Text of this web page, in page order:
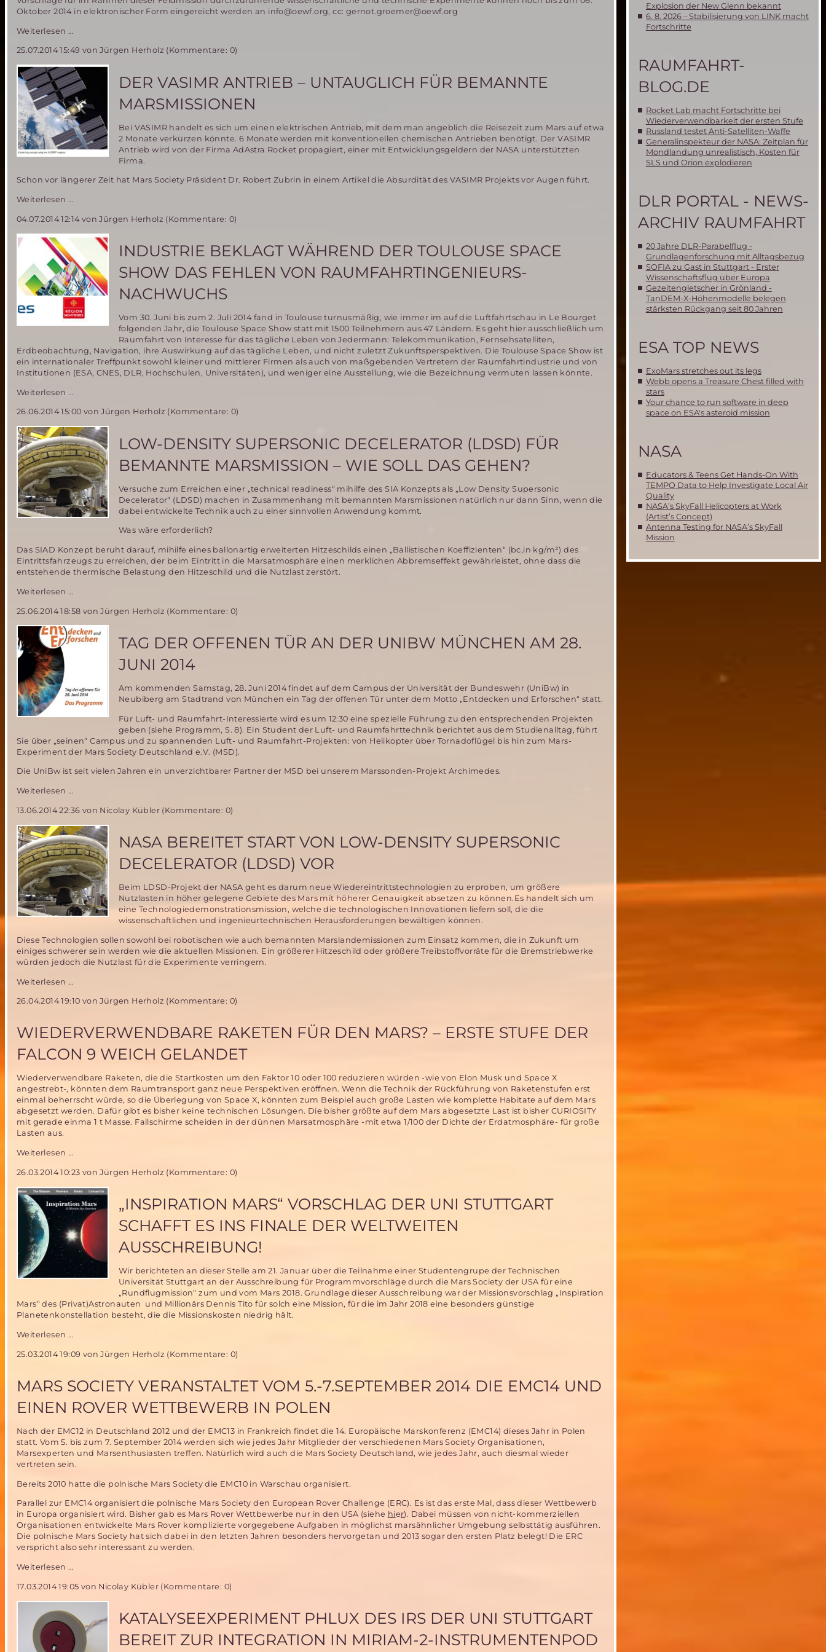
Oktober 2014 in elektronischer Form eingereicht werden an info@oewf.org, cc: gernot.groemer@oewf.org
Weiterlesen …
neue
Mars
Analog
Mission
„AMADEE-
15“
an
25.07.2014 15:49 von Jürgen Herholz (Kommentare: 0)
DER VASIMR ANTRIEB – UNTAUGLICH FÜR BEMANNTE
MARSMISSIONEN
Bei VASIMR handelt es sich um einen elektrischen Antrieb, mit dem man angeblich die Reisezeit zum Mars auf etwa
2 Monate verkürzen könnte. 6 Monate werden mit konventionellen chemischen Antrieben benötigt. Der VASIMR
Antrieb wird von der Firma AdAstra Rocket propagiert, einer mit Entwicklungsgeldern der NASA unterstützten
Firma.
Schon vor längerer Zeit hat Mars Society Präsident Dr. Robert Zubrin in einem Artikel die Absurdität des VASIMR Projekts vor Augen führt.
Weiterlesen …
Antrieb
–
untauglich
bemannte
Marsmissionen
04.07.2014 12:14von Jürgen Herholz (Kommentare: 0)
INDUSTRIE BEKLAGT WÄHREND DER TOULOUSE SPACE
SHOW DAS FEHLEN VON RAUMFAHRTINGENIEURS-
NACHWUCHS
Vom 30. Juni bis zum 2. Juli 2014 fand in Toulouse turnusmäßig, wie immer im auf die Luftfahrtschau in Le Bourget
folgenden Jahr, die Toulouse Space Show statt mit 1500 Teilnehmern aus 47 Ländern. Es geht hier ausschließlich um
Raumfahrt von Interesse für das tägliche Leben von Jedermann: Telekommunikation, Fernsehsatelliten,
Erdbeobachtung, Navigation, ihre Auswirkung auf das tägliche Leben, und nicht zuletzt Zukunftsperspektiven. Die Toulouse Space Show ist
ein internationaler Treffpunkt sowohl kleiner und mittlerer Firmen als auch von maßgebenden Vertretern der Raumfahrtindustrie und von
Institutionen (ESA, CNES, DLR, Hochschulen, Universitäten), und weniger eine Ausstellung, wie die Bezeichnung vermuten lassen könnte.
Weiterlesen …
während
der
Toulouse
Space
Show
das
Fehlen
von
Raumfahrtingenieurs-
Nachwuchs
26.06.2014 15:00 von Jürgen Herholz (Kommentare: 0)
LOW-DENSITY SUPERSONIC DECELERATOR (LDSD) FÜR
BEMANNTE MARSMISSION – WIE SOLL DAS GEHEN?
Versuche zum Erreichen einer „technical readiness“ mihilfe des SIA Konzepts als „Low Density Supersonic
Decelerator“ (LDSD) machen in Zusammenhang mit bemannten Marsmissionen natürlich nur dann Sinn, wenn die
dabei entwickelte Technik auch zu einer sinnvollen Anwendung kommt.
Was wäre erforderlich?
Das SIAD Konzept beruht darauf, mihilfe eines ballonartig erweiterten Hitzeschilds einen „Ballistischen Koeffizienten“ (bc,in kg/m²) des
Eintrittsfahrzeugs zu erreichen, der beim Eintritt in die Marsatmosphäre einen merklichen Abbremseffekt gewährleistet, ohne dass die
entstehende thermische Belastung den Hitzeschild und die Nutzlast zerstört.
Weiterlesen …
Supersonic
Decelerator
(LDSD)
Marsmission
wie
soll
25.06.2014 18:58 von Jürgen Herholz (Kommentare: 0)
TAG DER OFFENEN TÜR AN DER UNIBW MÜNCHEN AM 28.
JUNI 2014
Am kommenden Samstag, 28. Juni 2014 findet auf dem Campus der Universität der Bundeswehr (UniBw) in
Neubiberg am Stadtrand von München ein Tag der offenen Tür unter dem Motto „Entdecken und Erforschen“ statt.
Für Luft- und Raumfahrt-Interessierte wird es um 12:30 eine spezielle Führung zu den entsprechenden Projekten
geben (siehe Programm, S. 8). Ein Student der Luft- und Raumfahrttechnik berichtet aus dem Studienalltag, führt
Sie über „seinen“ Campus und zu spannenden Luft- und Raumfahrt-Projekten: von Helikopter über Tornadoflügel bis hin zum Mars-
Experiment der Mars Society Deutschland e.V. (MSD).
Die UniBw ist seit vielen Jahren ein unverzichtbarer Partner der MSD bei unserem Marssonden-Projekt Archimedes.
Weiterlesen …
offenen
Tür
an
der
UniBw
München
am
28.
Juni
2014
13.06.2014 22:36 von Nicolay Kübler (Kommentare: 0)
NASA BEREITET START VON LOW-DENSITY SUPERSONIC
DECELERATOR (LDSD) VOR
Beim LDSD-Projekt der NASA geht es darum neue Wiedereintrittstechnologien zu erproben, um größere
Nutzlasten in höher gelegene Gebiete des Mars mit höherer Genauigkeit absetzen zu können.Es handelt sich um
eine Technologiedemonstrationsmission, welche die technologischen Innovationen liefern soll, die die
wissenschaftlichen und ingenieurtechnischen Herausforderungen bewältigen können.
Diese Technologien sollen sowohl bei robotischen wie auch bemannten Marslandemissionen zum Einsatz kommen, die in Zukunft um
einiges schwerer sein werden wie die aktuellen Missionen. Ein größerer Hitzeschild oder größere Treibstoffvorräte für die Bremstriebwerke
würden jedoch die Nutzlast für die Experimente verringern.
Weiterlesen …
Start
Low-
Density
Supersonic
Decelerator
vor
26.04.2014 19:10 von Jürgen Herholz (Kommentare: 0)
WIEDERVERWENDBARE RAKETEN FÜR DEN MARS? – ERSTE STUFE DER
FALCON 9 WEICH GELANDET
Wiederverwendbare Raketen, die die Startkosten um den Faktor 10 oder 100 reduzieren würden -wie von Elon Musk und Space X
angestrebt-, könnten dem Raumtransport ganz neue Perspektiven eröffnen. Wenn die Technik der Rückführung von Raketenstufen erst
einmal beherrscht würde, so die Überlegung von Space X, könnten zum Beispiel auch große Lasten wie komplette Habitate auf dem Mars
abgesetzt werden. Dafür gibt es bisher keine technischen Lösungen. Die bisher größte auf dem Mars abgesetzte Last ist bisher CURIOSITY
mit gerade einma 1 t Masse. Fallschirme scheiden in der dünnen Marsatmosphäre -mit etwa 1/100 der Dichte der Erdatmosphäre- für große
Lasten aus.
Weiterlesen …
für
den
Mars?
–
erste
Stufe
der
Falcon
weich
26.03.2014 10:23 von Jürgen Herholz (Kommentare: 0)
„INSPIRATION MARS“ VORSCHLAG DER UNI STUTTGART
SCHAFFT ES INS FINALE DER WELTWEITEN
AUSSCHREIBUNG!
Wir berichteten an dieser Stelle am 21. Januar über die Teilnahme einer Studentengrupe der Technischen
Universität Stuttgart an der Ausschreibung für Programmvorschläge durch die Mars Society der USA für eine
„Rundflugmission“ zum und vom Mars 2018. Grundlage dieser Ausschreibung war der Missionsvorschlag „Inspiration
Mars“ des (Privat)Astronauten und Millionärs Dennis Tito für solch eine Mission, für die im Jahr 2018 eine besonders günstige
Planetenkonstellation besteht, die die Missionskosten niedrig hält.
Weiterlesen …
Vorschlag
Stuttgart
schafft
es
Finale
der
weltweiten
Ausschreibung!
25.03.2014 19:09 von Jürgen Herholz (Kommentare: 0)
MARS SOCIETY VERANSTALTET VOM 5.-7.SEPTEMBER 2014 DIE EMC14 UND
EINEN ROVER WETTBEWERB IN POLEN
Nach der EMC12 in Deutschland 2012 und der EMC13 in Frankreich findet die 14. Europäische Marskonferenz (EMC14) dieses Jahr in Polen
statt. Vom 5. bis zum 7. September 2014 werden sich wie jedes Jahr Mitglieder der verschiedenen Mars Society Organisationen,
Marsexperten und Marsenthusiasten treffen. Natürlich wird auch die Mars Society Deutschland, wie jedes Jahr, auch diesmal wieder
vertreten sein.
Bereits 2010 hatte die polnische Mars Society die EMC10 in Warschau organisiert.
Parallel zur EMC14 organisiert die polnische Mars Society den European Rover Challenge (ERC). Es ist das erste Mal, dass dieser Wettbewerb
in Europa organisiert wird. Bisher gab es Mars Rover Wettbewerbe nur in den USA (siehe hier). Dabei müssen von nicht-kommerziellen
Organisationen entwickelte Mars Rover komplizierte vorgegebene Aufgaben in möglichst marsähnlicher Umgebung selbsttätig ausführen.
Die polnische Mars Society hat sich dabei in den letzten Jahren besonders hervorgetan und 2013 sogar den ersten Platz belegt! Die ERC
verspricht also sehr interessant zu werden.
Weiterlesen …
veranstaltet
vom
5.-7.September
2014
die
EMC14
17.03.2014 19:05 von Nicolay Kübler (Kommentare: 0)
KATALYSEEXPERIMENT PHLUX DES IRS DER UNI STUTTGART
BEREIT ZUR INTEGRATION IN MIRIAM-2-INSTRUMENTENPOD
Explosion der New Glenn bekannt
6. 8. 2026 – Stabilisierung von LINK macht
Fortschritte
RAUMFAHRT-
BLOG.DE
Rocket Lab macht Fortschritte bei
Wiederverwendbarkeit der ersten Stufe
Russland testet Anti-Satelliten-Waffe
Generalinspekteur der NASA: Zeitplan für
Mondlandung unrealistisch, Kosten für
SLS und Orion explodieren
DLR PORTAL - NEWS-
ARCHIV RAUMFAHRT
20 Jahre DLR-Parabelflug -
Grundlagenforschung mit Alltagsbezug
SOFIA zu Gast in Stuttgart - Erster
Wissenschaftsflug über Europa
Gezeitengletscher in Grönland -
TanDEM-X-Höhenmodelle belegen
stärksten Rückgang seit 80 Jahren
ESA TOP NEWS
ExoMars stretches out its legs
Webb opens a Treasure Chest filled with
stars
Your chance to run software in deep
space on ESA's asteroid mission
NASA
Educators & Teens Get Hands-On With
TEMPO Data to Help Investigate Local Air
Quality
NASA’s SkyFall Helicopters at Work
(Artist’s Concept)
Antenna Testing for NASA’s SkyFall
Mission